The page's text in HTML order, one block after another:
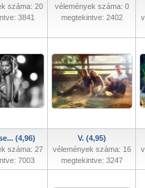
száma: 20
3841
vélemények száma: 0
megtekintve: 2402
(4,96)
száma: 27
7003
V. (4,95)
vélemények száma: 16
megtekintve: 3247